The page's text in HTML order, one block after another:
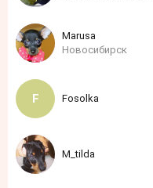
Marusa
Новосибирск
Fosolka
M_tilda